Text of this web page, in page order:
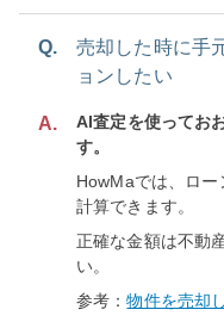
Q.
売却した時に手
ョンしたい
A.
AI査定を使ってお
す。
HowMaでは、ロ
計算できます。
正確な金額は不動
い。
参考：物件を売却